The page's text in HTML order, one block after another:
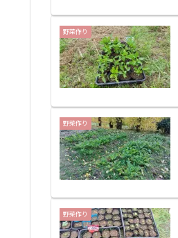
野菜作り
野菜作り
野菜作り